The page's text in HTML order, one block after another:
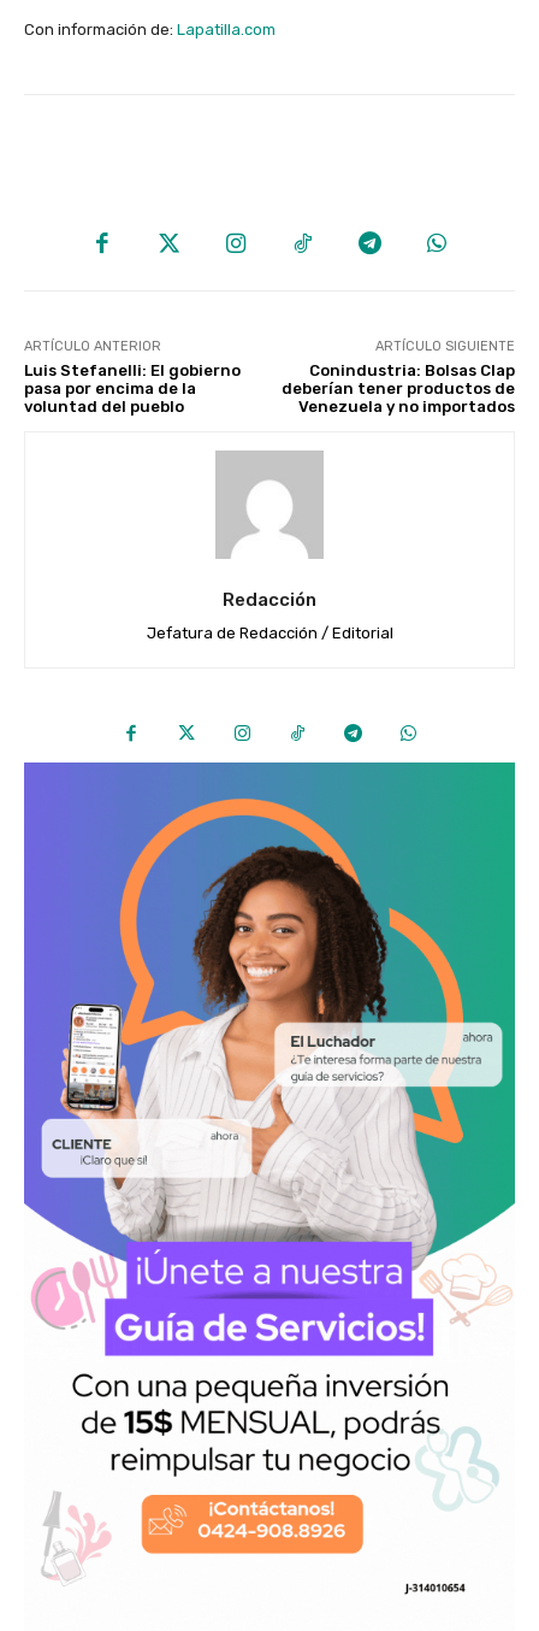
Con información de: Lapatilla.com
ARTÍCULO ANTERIOR
Luis Stefanelli: El gobierno
pasa por encima de la
voluntad del pueblo
ARTÍCULO SIGUIENTE
Conindustria: Bolsas Clap
deberían tener productos de
Venezuela y no importados
Redacción
Jefatura de Redacción / Editorial